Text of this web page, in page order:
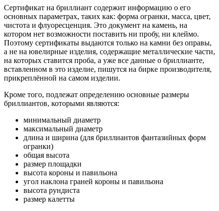
Сертификат на бриллиант содержит информацию о его
основных параметрах, таких как: форма огранки, масса, цвет,
чистота и флуоресценция. Это документ на камень, на
котором нет возможности поставить ни пробу, ни клеймо.
Поэтому сертификаты выдаются только на камни без оправы,
а не на ювелирные изделия, содержащие металлические части,
на которых ставится проба, а уже все данные о бриллианте,
вставленном в это изделие, пишутся на бирке производителя,
прикреплённой на самом изделии.
Кроме того, подлежат определению основные размеры
бриллиантов, которыми являются:
минимальный диаметр
максимальный диаметр
длина и ширина (для бриллиантов фантазийных форм
огранки)
общая высота
размер площадки
высота короны и павильона
угол наклона граней короны и павильона
высота рундиста
размер калетты